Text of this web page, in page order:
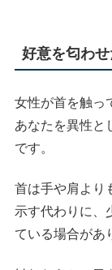
好意を匂わ
女性が首を触っ
あなたを異性と
です。
首は手や肩より
示す代わりに、
ている場合があ